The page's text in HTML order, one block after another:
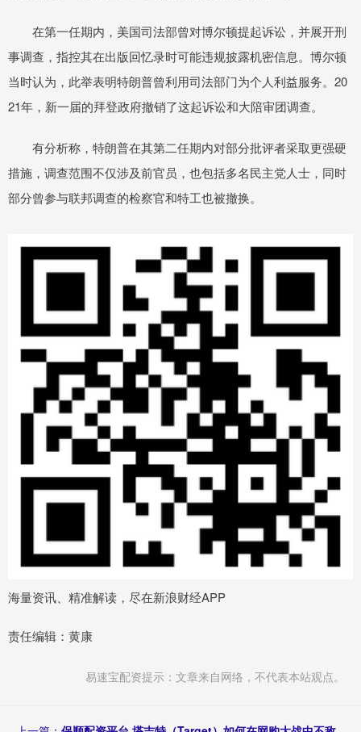
在第一任期内，美国司法部曾对博尔顿提起诉讼，并展开刑
事调查，指控其在出版回忆录时可能违规披露机密信息。博尔顿
当时认为，此举表明特朗普曾利用司法部门为个人利益服务。20
21年，新一届的拜登政府撤销了这起诉讼和大陪审团调查。
有分析称，特朗普在其第二任期内对部分批评者采取更强硬
措施，调查范围不仅涉及前官员，也包括多名民主党人士，同时
部分曾参与联邦调查的检察官和特工也被撤换。
海量资讯、精准解读，尽在新浪财经APP
责任编辑：黄康
易速宝配资提示：文章来自网络，不代表本站观点。